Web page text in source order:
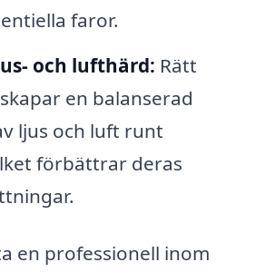
faror.
och lufthärd: Rätt
en balanserad
ljus och luft runt
förbättrar deras
en professionell inom